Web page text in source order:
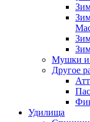
Мушки и
Другое
Удилища